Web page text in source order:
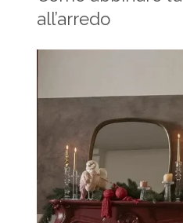
all’arredo